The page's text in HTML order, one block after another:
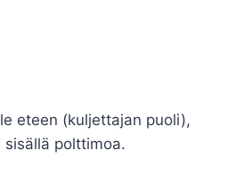
eteen (kuljettajan puoli),
sisällä polttimoa.